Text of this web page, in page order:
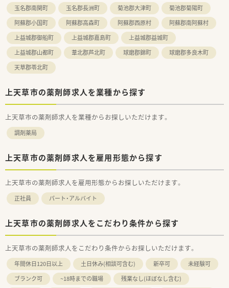
玉名郡南関町
玉名郡長洲町 菊池郡大津町
菊池郡菊陽町
阿蘇郡小国町
阿蘇郡高森町 阿蘇郡西原村
阿蘇郡南阿蘇村
上益城郡御船町
上益城郡嘉島町
上益城郡益城町
上益城郡山都町
葦北郡芦北町 球磨郡錦町
球磨郡多良木町
天草郡苓北町
上天草市の薬剤師求人を業種から探す
上天草市の薬剤師求人を業種からお探しいただけます。
調剤薬局
上天草市の薬剤師求人を雇用形態から探す
上天草市の薬剤師求人を雇用形態からお探しいただけます。
正社員 パート・アルバイト
上天草市の薬剤師求人をこだわり条件から探す
上天草市の薬剤師求人をこだわり条件からお探しいただけます。
年間休日120日以上 土日休み(相談可含む) 新卒可
未経験可
ブランク可
~18時までの職場
残業なし(ほぼなし含む)